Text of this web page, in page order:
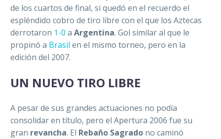
de los cuartos de final, si quedó en el recuerdo el
espléndido cobro de tiro libre con el que los Aztecas
derrotaron 1-0 a Argentina. Gol similar al que le
propinó a Brasil en el mismo torneo, pero en la
edición del 2007.
UN NUEVO TIRO LIBRE
A pesar de sus grandes actuaciones no podía
consolidar en título, pero el Apertura 2006 fue su
gran revancha. El Rebaño Sagrado no caminó